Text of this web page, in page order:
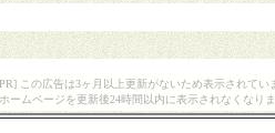
この広告は3ヶ月以上更新がないため表示されてい
ホームページを更新後24時間以内に表示されなくなりま